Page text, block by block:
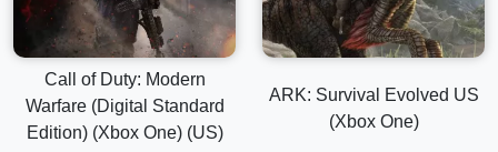
Call of Duty: Modern
Warfare (Digital Standard
Edition) (Xbox One) (US)
ARK: Survival Evolved US
(Xbox One)